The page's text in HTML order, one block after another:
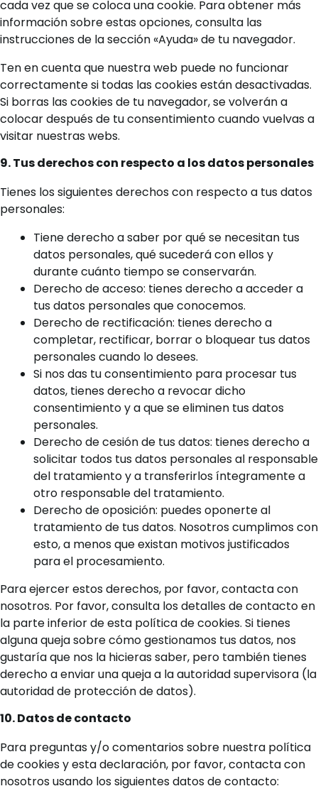
cada vez que se coloca una cookie. Para obtener más
información sobre estas opciones, consulta las
instrucciones de la sección «Ayuda» de tu navegador.
Ten en cuenta que nuestra web puede no funcionar
correctamente si todas las cookies están desactivadas.
Si borras las cookies de tu navegador, se volverán a
colocar después de tu consentimiento cuando vuelvas a
visitar nuestras webs.
9. Tus derechos con respecto a los datos personales
Tienes los siguientes derechos con respecto a tus datos
personales:
Tiene derecho a saber por qué se necesitan tus
datos personales, qué sucederá con ellos y
durante cuánto tiempo se conservarán.
Derecho de acceso: tienes derecho a acceder a
tus datos personales que conocemos.
Derecho de rectificación: tienes derecho a
completar, rectificar, borrar o bloquear tus datos
personales cuando lo desees.
Si nos das tu consentimiento para procesar tus
datos, tienes derecho a revocar dicho
consentimiento y a que se eliminen tus datos
personales.
Derecho de cesión de tus datos: tienes derecho a
solicitar todos tus datos personales al responsable
del tratamiento y a transferirlos íntegramente a
otro responsable del tratamiento.
Derecho de oposición: puedes oponerte al
tratamiento de tus datos. Nosotros cumplimos con
esto, a menos que existan motivos justificados
para el procesamiento.
Para ejercer estos derechos, por favor, contacta con
nosotros. Por favor, consulta los detalles de contacto en
la parte inferior de esta política de cookies. Si tienes
alguna queja sobre cómo gestionamos tus datos, nos
gustaría que nos la hicieras saber, pero también tienes
derecho a enviar una queja a la autoridad supervisora (la
autoridad de protección de datos).
10. Datos de contacto
Para preguntas y/o comentarios sobre nuestra política
de cookies y esta declaración, por favor, contacta con
nosotros usando los siguientes datos de contacto: